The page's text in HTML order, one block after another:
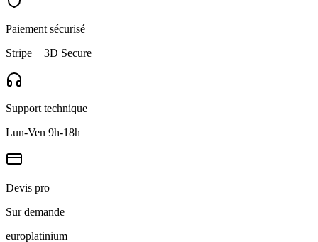
Paiement sécurisé
Stripe + 3D Secure
Support technique
Lun-Ven 9h-18h
Devis pro
Sur demande
europlatinium